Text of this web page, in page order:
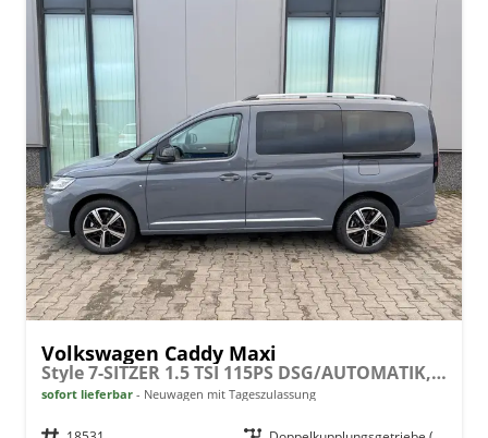
Volkswagen Caddy Maxi
Style 7-SITZER 1.5 TSI 115PS DSG/AUTOMATIK, PURE-GREY, 17" Alu/Ganzjahresreifen, Winterpaket, ACC-Tempomat, Toter-Winkel, ParkAssist, Parksensoren vo/hi, Rückfahrkamera, Radio Ready2Discover 10" + Wireless AppConnect, Climatronic, Abgedunkelte Scheiben
sofort lieferbar Neuwagen mit Tageszulassung